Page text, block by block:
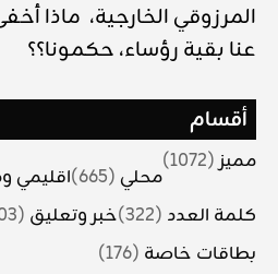
المرزوقي الخارجية، ماذا
عنا بقية رؤساء، حكمونا؟؟
أقسام
مميز(1072)
محلي (665) اقليمي
كلمة العدد (322) خبر وتعليق (203)
بطاقات خاصة (176)